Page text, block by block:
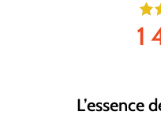
1
L’essence